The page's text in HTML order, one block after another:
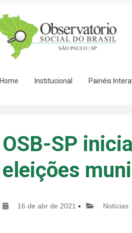
Home Institucional Painéis
OSB-SP
eleições
16 de abr de 2021 Notícias